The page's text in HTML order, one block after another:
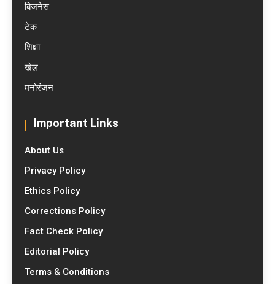
बिजनेस
टेक
शिक्षा
खेल
मनोरंजन
Important Links
About Us
Privacy Policy
Ethics Policy
Corrections Policy
Fact Check Policy
Editorial Policy
Terms & Conditions